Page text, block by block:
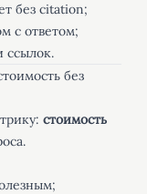
без citation;
с ответом;
ссылок.
без
стоимость